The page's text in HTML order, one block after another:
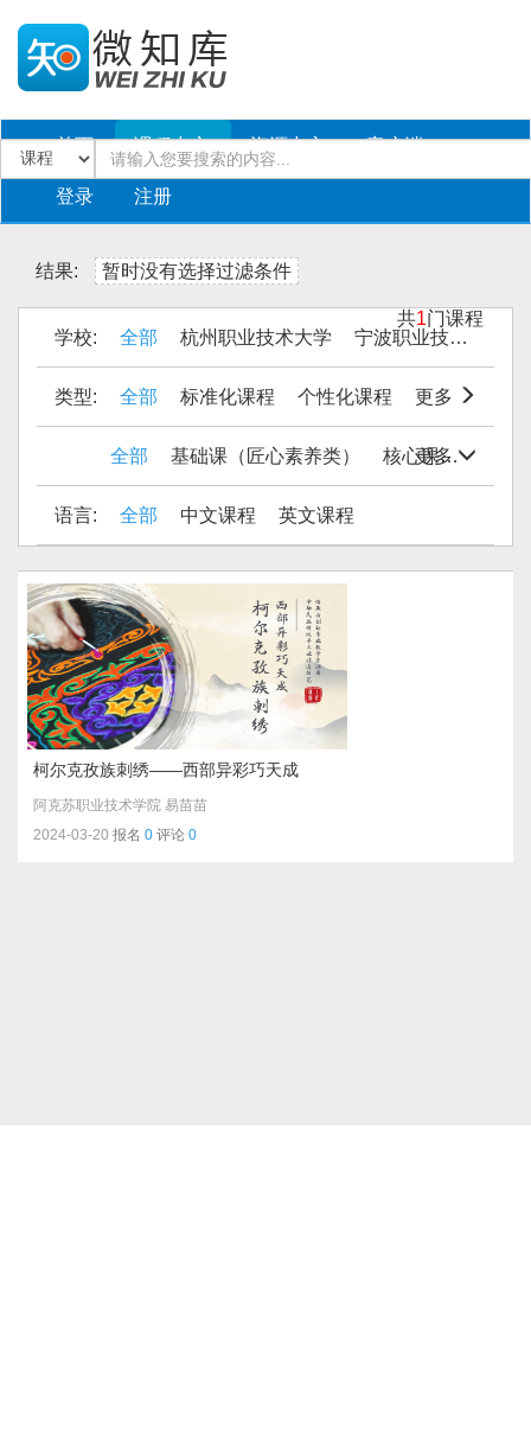
首页 课程中心 资源中心 客户端
登录 注册
结果: 暂时没有选择过滤条件
共1门课程
学校:
全部 杭州职业技术大学 宁波职业技术大学
更多
类型: 全部 标准化课程 个性化课程
更多
全部 基础课（匠心素养类） 核心课（技艺传承类）
语言: 全部 中文课程 英文课程
柯尔克孜族刺绣——西部异彩巧天成
阿克苏职业技术学院 易苗苗
2024-03-20 报名 0 评论 0